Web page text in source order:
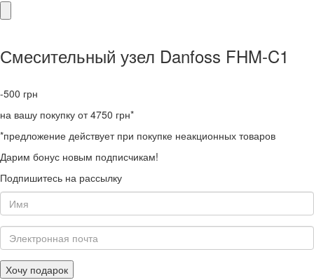
Смесительный узел Danfoss FHM-C1
-500 грн
на вашу покупку от 4750 грн*
*предложение действует при покупке неакционных товаров
Дарим бонус новым подписчикам!
Подпишитесь на рассылку
Хочу подарок